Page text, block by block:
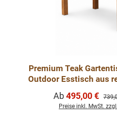
Premium Teak
Outdoor Esstisch aus
Verkaufspreis:
Ab495,00 €
Preise inkl. MwSt.